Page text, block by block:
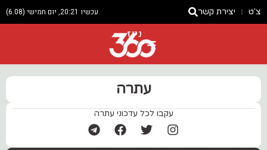
צ'ט יצירת קשר עכשיו 20:21, יום חמישי (6.08)
ניוז
עתרה
עקבו לכל עדכוני עתרה